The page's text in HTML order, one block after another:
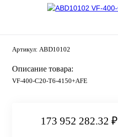
Артикул: ABD10102
Описание товара:
VF-400-C20-T6-4150+AFE
173 952 282.32 ₽